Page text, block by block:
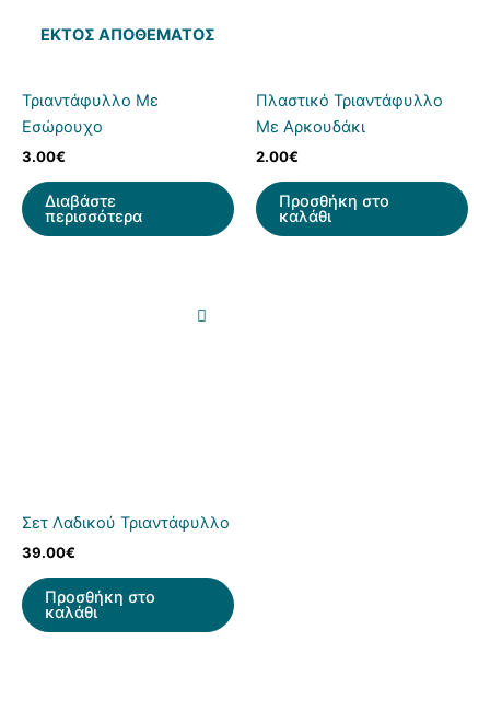
ΕΚΤΌΣ ΑΠΟΘΈΜΑΤΟΣ
Τριαντάφυλλο Με
Εσώρουχο
3.00€
Διαβάστε
περισσότερα
Πλαστικό Τριαντάφυλλο
Με Αρκουδάκι
2.00€
Προσθήκη στο
καλάθι
Σετ Λαδικού Τριαντάφυλλο
39.00€
Προσθήκη στο
καλάθι